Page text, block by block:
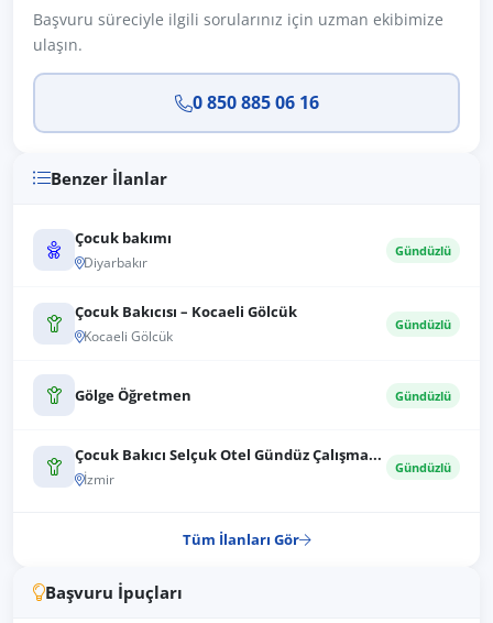
Başvuru süreciyle ilgili sorularınız için uzman ekibimize
ulaşın.
0 850 885 06 16
Benzer İlanlar
Çocuk bakımı
Diyarbakır
Gündüzlü
Çocuk Bakıcısı – Kocaeli Gölcük
Kocaeli Gölcük
Gündüzlü
Gölge Öğretmen Gündüzlü
Çocuk Bakıcı Selçuk Otel Gündüz Çalışma...
İzmir
Gündüzlü
Tüm İlanları Gör
Başvuru İpuçları